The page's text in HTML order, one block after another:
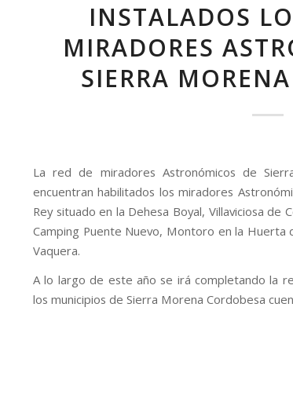
INSTALADOS
MIRADORES
SIERRA
La red de miradores Astronómicos de
encuentran habilitados los miradores
Rey situado en la Dehesa Boyal, Villaviciosa de
Camping Puente Nuevo, Montoro en la Huerta
Vaquera.
A lo largo de este año se irá completando la
los municipios de Sierra Morena Cordobesa